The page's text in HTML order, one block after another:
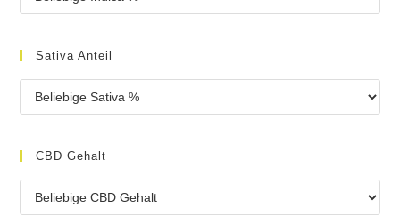
Sativa Anteil
CBD Gehalt